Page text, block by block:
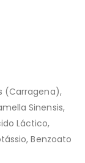
(Carragena),
Sinensis,
Láctico,
Benzoato